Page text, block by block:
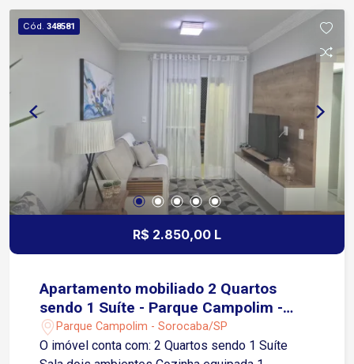
Cód. 348581
R$ 2.850,00 L
Apartamento mobiliado 2 Quartos
sendo 1 Suíte - Parque Campolim -
Sorocaba/SP
Parque Campolim - Sorocaba/SP
O imóvel conta com: 2 Quartos sendo 1 Suíte